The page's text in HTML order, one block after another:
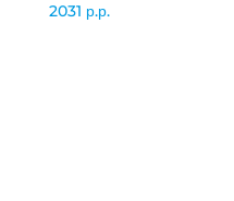
2031 р.р.